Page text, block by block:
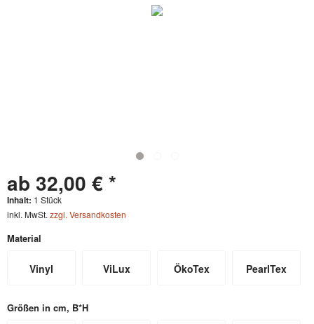
ab 32,00 € *
Inhalt: 1 Stück
inkl. MwSt. zzgl. Versandkosten
Material
Vinyl ViLux ÖkoTex PearlTex
Größen in cm, B*H